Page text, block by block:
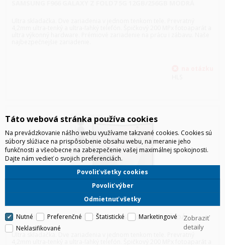
SAMSUNG F966 GALAXY Z FOLD7 5G 12GB/256GB ŠEDÁ
Ultra skladačka. Dve zariadenia v jednom tenkom tele. Prevratný
Táto webová stránka používa cookies
Na prevádzkovanie nášho webu využívame takzvané cookies. Cookies sú
súbory slúžiace na prispôsobenie obsahu webu, na meranie jeho
funkčnosti a všeobecne na zabezpečenie vašej maximálnej spokojnosti.
Dajte nám vedieť o svojich preferenciách.
Odmietnuť všetky
Povoliť výber
Povoliť všetky cookies
Nutné Preferenčné Štatistické
Marketingové
Neklasifikované
Zobraziť
detaily